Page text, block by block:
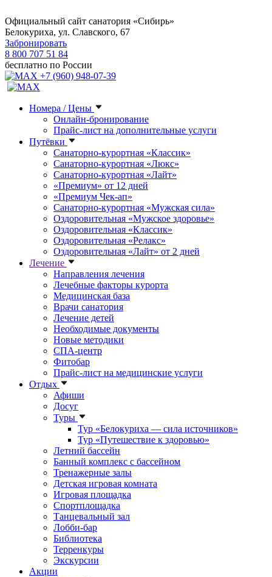
Официальный сайт санатория «Сибирь»
Белокуриха, ул. Славского, 67
Забронировать
8 800 707 51 84
бесплатно по России
+7 (960) 948-07-39
Номера / Цены
Онлайн-бронирование
Прайс-лист на дополнительные услуги
Путёвки
Санаторно-курортная «Классик»
Санаторно-курортная «Люкс»
Санаторно-курортная «Лайт»
«Премиум» от 12 дней
«Премиум Чек-ап»
Санаторно-курортная «Мужская сила»
Оздоровительная «Мужское здоровье»
Оздоровительная «Классик»
Оздоровительная «Релакс»
Оздоровительная «Лайт» от 2 дней
Лечение
Направления лечения
Лечебные факторы курорта
Медицинская база
Врачи санатория
Лечение детей
Необходимые документы
Новые методики
СПА-центр
Фитобар
Прайс-лист на медицинские услуги
Отдых
Афиши
Досуг
Туры
Тур «Белокуриха — сила источников»
Тур «Путешествие к здоровью»
Летний бассейн
Банный комплекс с бассейном
Тренажерные залы
Детская игровая комната
Игровая площадка
Спортплощадка
Танцевальный зал
Лобби-бар
Библиотека
Терренкуры
Экскурсии
Акции